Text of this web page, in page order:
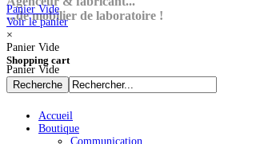
...de mobilier de laboratoire !
Panier Vide
Voir le panier
×
Panier Vide
Shopping cart
Panier Vide
Accueil
Boutique
Communication